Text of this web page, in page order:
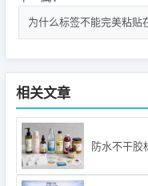
为什么标签不能完美粘贴
相关文章
防水不干胶